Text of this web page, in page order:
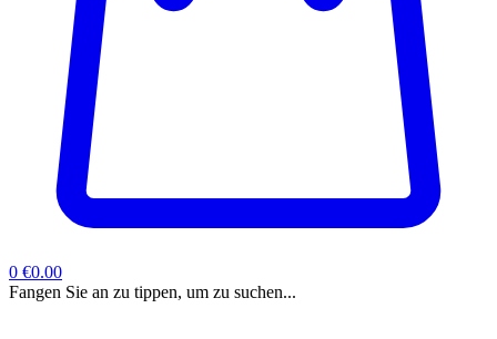
0 €0.00
Fangen Sie an zu tippen, um zu suchen...